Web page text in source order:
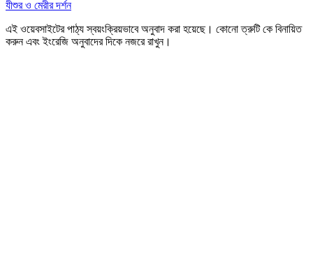
যীশুর ও মেরীর দর্শন
এই ওয়েবসাইটের পাঠ্য স্বয়ংক্রিয়ভাবে অনুবাদ করা হয়েছে। কোনো ত্রুটি কে বিনায়িত
করুন এবং ইংরেজি অনুবাদের দিকে নজরে রাখুন।